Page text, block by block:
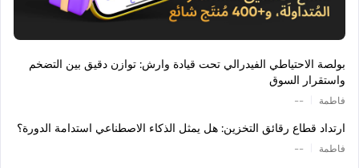
بولصة الاحتياطي الفيدرالي تحت قيادة وارش: توازن دقيق بين التضخم
واستقرار السوق
فاطمة --
ارتداد قطاع رقائق التخزين: هل يمثل الذكاء الاصطناعي استدامة الدورة؟
فاطمة --